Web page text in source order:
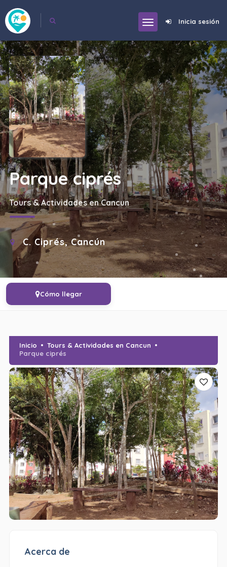
Inicia sesión
Parque ciprés
Tours & Actividades en Cancun
C. Ciprés, Cancún
Cómo llegar
Inicio
Tours & Actividades en Cancun
Parque ciprés
Acerca de